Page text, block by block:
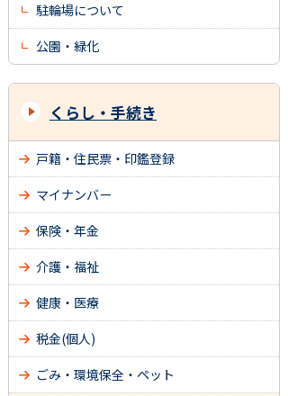
駐輪場について
公園・緑化
くらし・手続き
戸籍・住民票・印鑑登録
マイナンバー
保険・年金
介護・福祉
健康・医療
税金(個人)
ごみ・環境保全・ペット